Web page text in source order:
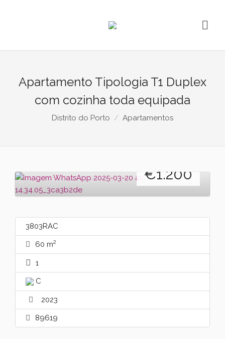
Apartamento Tipologia T1 Duplex
com cozinha toda equipada
Distrito do Porto Apartamentos
€1.200
3803RAC
60 m2
1
C
2023
89619